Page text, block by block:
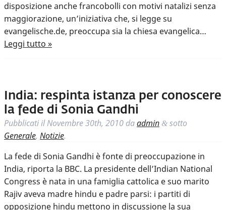
disposizione anche francobolli con motivi natalizi senza
maggiorazione, un’iniziativa che, si legge su
evangelische.de, preoccupa sia la chiesa evangelica…
Leggi tutto »
India: respinta istanza per conoscere
la fede di Sonia Gandhi
Pubblicati ilNovembre 30th, 2010 daadmin & sotto
Generale, Notizie.
La fede di Sonia Gandhi è fonte di preoccupazione in
India, riporta la BBC. La presidente dell’Indian National
Congress è nata in una famiglia cattolica e suo marito
Rajiv aveva madre hindu e padre parsi: i partiti di
opposizione hindu mettono in discussione la sua